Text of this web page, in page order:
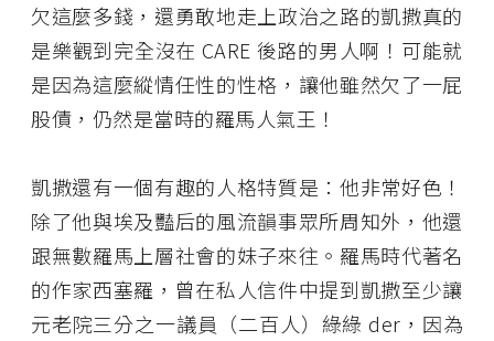
欠這麼多錢，還勇敢地走上政治之路的凱撒真的
是樂觀到完全沒在 CARE 後路的男人啊！可能就
是因為這麼縱情任性的性格，讓他雖然欠了一屁
股債，仍然是當時的羅馬人氣王！
凱撒還有一個有趣的人格特質是：他非常好色！
除了他與埃及豔后的風流韻事眾所周知外，他還
跟無數羅馬上層社會的妹子來往。羅馬時代著名
的作家西塞羅，曾在私人信件中提到凱撒至少讓
元老院三分之一議員（二百人）綠綠 der，因為